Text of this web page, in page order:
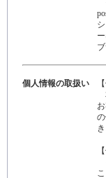
個人情報の取扱い